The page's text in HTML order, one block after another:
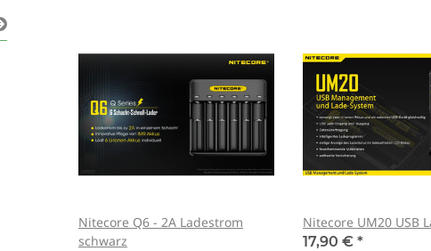
Nitecore Q6 - 2A Ladestrom
schwarz
Nitecore UM20 USB
17,90 € *